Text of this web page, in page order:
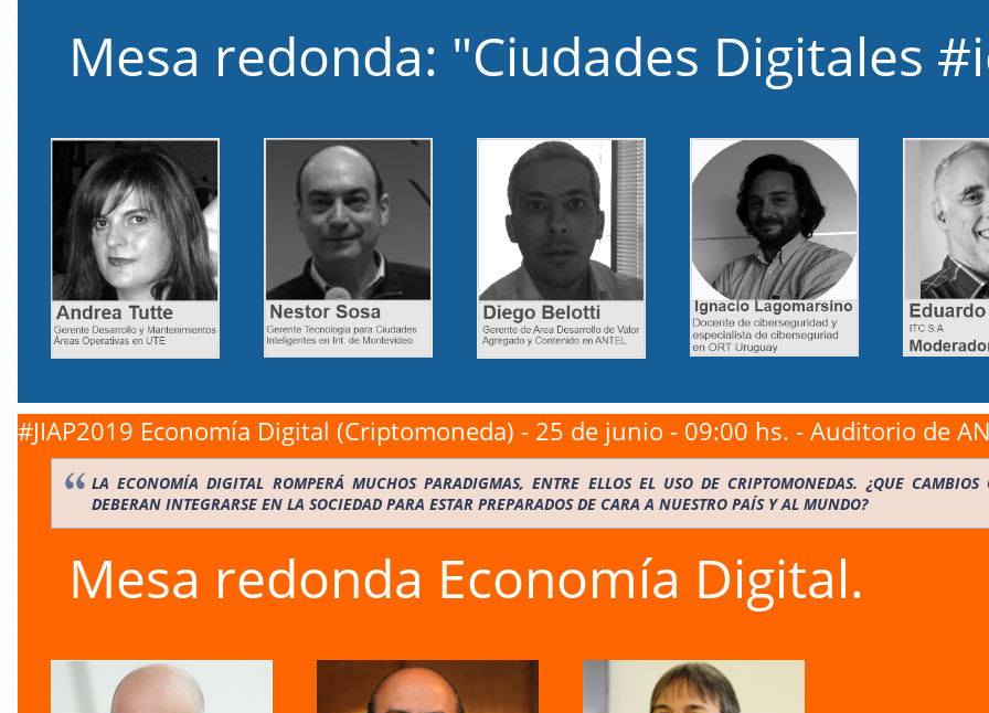
Mesa redonda: "Ciudades Digitales
#JIAP2019 Economía Digital (Criptomoneda) - 25 de junio - 09:00 hs. - Auditorio de
LA ECONOMÍA DIGITAL ROMPERÁ MUCHOS PARADIGMAS, ENTRE ELLOS EL USO DE CRIPTOMONEDAS. ¿QUE CAMBIOS
DEBERAN INTEGRARSE EN LA SOCIEDAD PARA ESTAR PREPARADOS DE CARA A NUESTRO PAÍS Y AL MUNDO?
Mesa redonda Economía Digital.